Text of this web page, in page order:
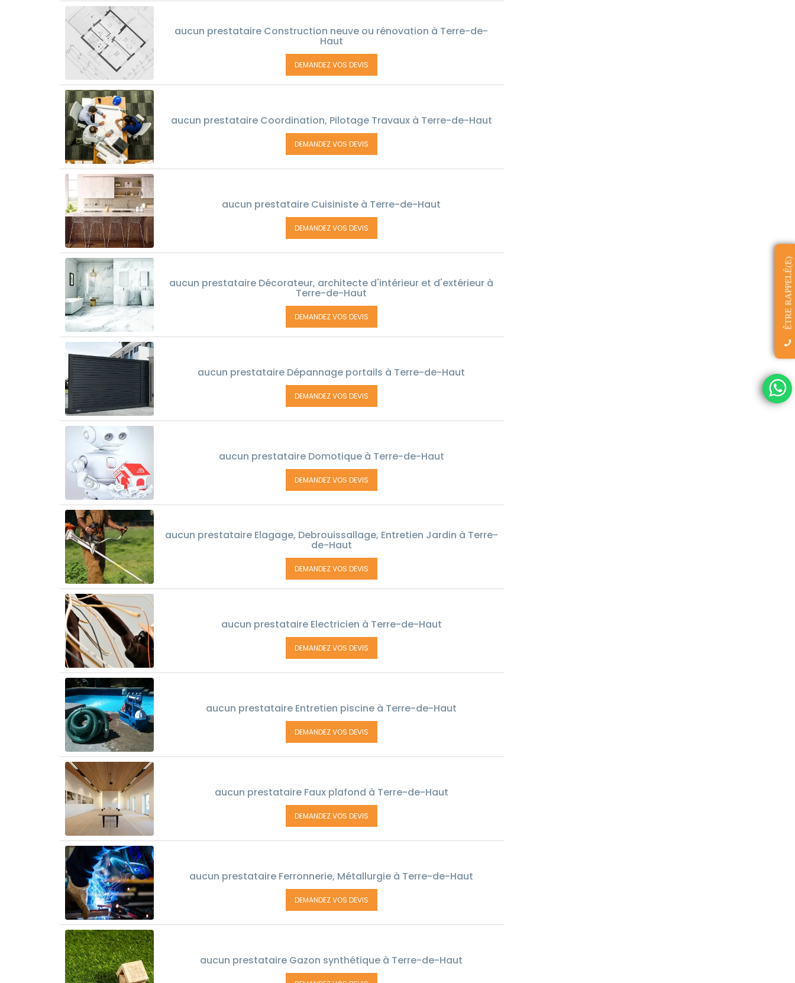
aucun prestataire Construction neuve ou rénovation à Terre-de-
Haut
DEMANDEZ VOS DEVIS
aucun prestataire Coordination, Pilotage Travaux à Terre-de-Haut
DEMANDEZ VOS DEVIS
aucun prestataire Cuisiniste à Terre-de-Haut
DEMANDEZ VOS DEVIS
aucun prestataire Décorateur, architecte d'intérieur et d'extérieur à
Terre-de-Haut
DEMANDEZ VOS DEVIS
aucun prestataire Dépannage portails à Terre-de-Haut
DEMANDEZ VOS DEVIS
aucun prestataire Domotique à Terre-de-Haut
DEMANDEZ VOS DEVIS
aucun prestataire Elagage, Debrouissallage, Entretien Jardin à Terre-
de-Haut
DEMANDEZ VOS DEVIS
aucun prestataire Electricien à Terre-de-Haut
DEMANDEZ VOS DEVIS
aucun prestataire Entretien piscine à Terre-de-Haut
DEMANDEZ VOS DEVIS
aucun prestataire Faux plafond à Terre-de-Haut
DEMANDEZ VOS DEVIS
aucun prestataire Ferronnerie, Métallurgie à Terre-de-Haut
DEMANDEZ VOS DEVIS
aucun prestataire Gazon synthétique à Terre-de-Haut
ÊTRE RAPPELÉ(E)